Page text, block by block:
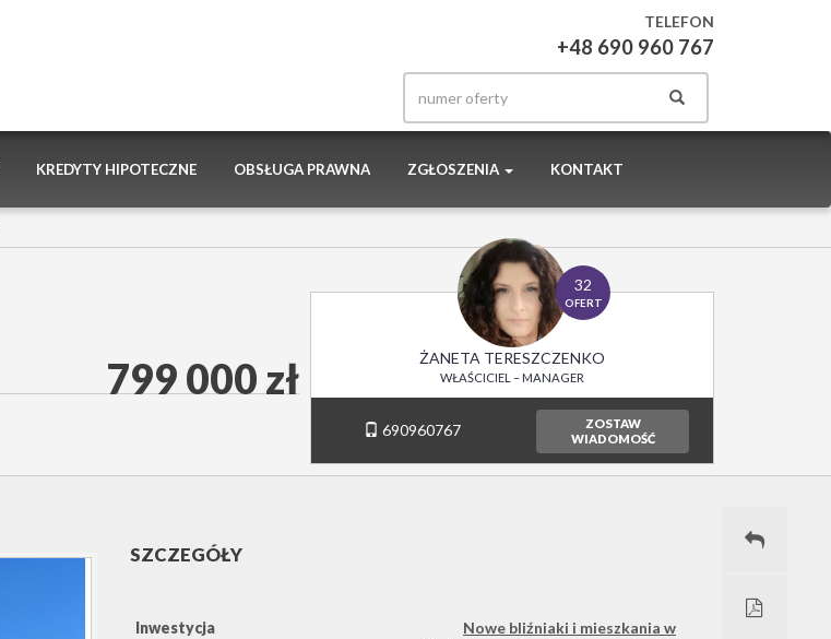
TELEFON
+48 690 960 767
KREDYTY HIPOTECZNE OBSŁUGA PRAWNA ZGŁOSZENIA KONTAKT
799 000 zł
32
OFERT
ŻANETA TERESZCZENKO
WŁAŚCICIEL – MANAGER
690960767
ZOSTAW
WIADOMOŚĆ
SZCZEGÓŁY
Inwestycja
Nowe bliźniaki i mieszkania w